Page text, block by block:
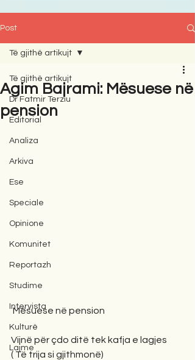
Post
Të gjithë artikujt
Dr Fatmir Terziu
Editorial
Analiza
Arkiva
Ese
Speciale
Opinione
Komunitet
Reportazh
Studime
Intervista
Kulturë
Lajme
Të gjithë artikujt
Agim Bajrami: Mësuese në
pension
Mësuese në pension
Vijnë për çdo ditë tek kafja e lagjes
( Të trija si gjithmonë)